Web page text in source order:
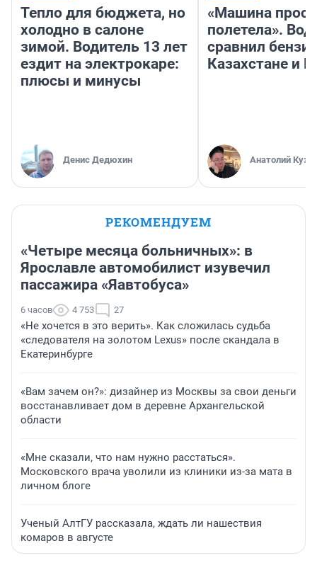
Тепло для бюджета, но
холодно в салоне
зимой. Водитель 13 лет
ездит на электрокаре:
плюсы и минусы
Денис Дедюхин
«Машина
полетела».
сравнил
Казахстане и
Анатолий
РЕКОМЕНДУЕМ
«Четыре месяца больничных»: в
Ярославле автомобилист изувечил
пассажира «Яавтобуса»
6 часов 4 753 27
«Не хочется в это верить». Как сложилась судьба
«следователя на золотом Lexus» после скандала в
Екатеринбурге
«Вам зачем он?»: дизайнер из Москвы за свои деньги
восстанавливает дом в деревне Архангельской
области
«Мне сказали, что нам нужно расстаться».
Московского врача уволили из клиники из-за мата в
личном блоге
Ученый АлтГУ рассказала, ждать ли нашествия
комаров в августе